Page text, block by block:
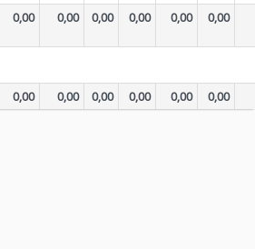
0,00 0,00 0,00 0,00 0,00 0,00
0,00 0,00 0,00 0,00 0,00 0,00